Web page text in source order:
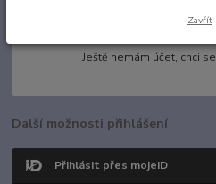
Ještě nemám účet, chci se
Další možnosti přihlášení
Přihlásit přes mojeID
Zavřít